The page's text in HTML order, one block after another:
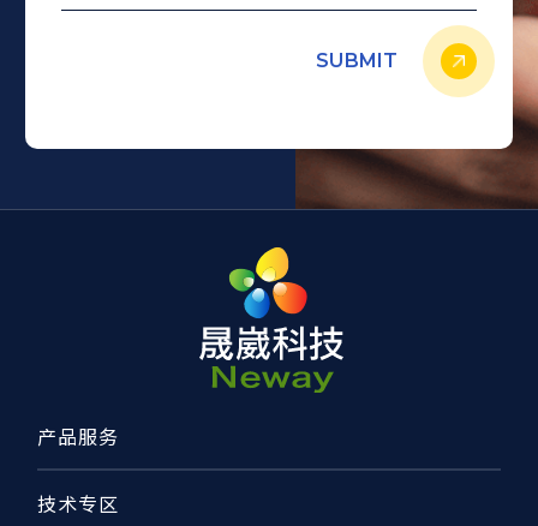
SUBMIT
产品服务
技术专区